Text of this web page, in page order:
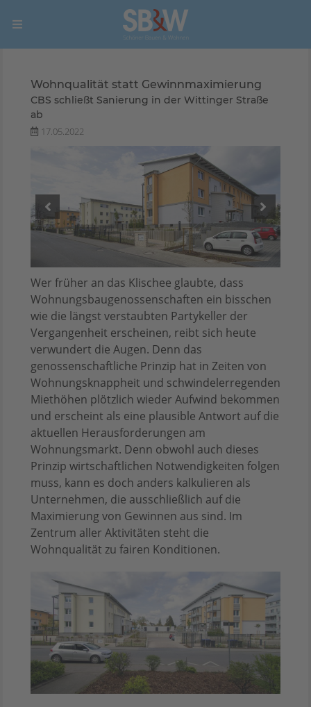
Wohnqualität statt Gewinnmaximierung
CBS schließt Sanierung in der Wittinger Straße
ab
17.05.2022
Wer früher an das Klischee glaubte, dass
Wohnungsbaugenossenschaften ein bisschen
wie die längst verstaubten Partykeller der
Vergangenheit erscheinen, reibt sich heute
verwundert die Augen. Denn das
genossenschaftliche Prinzip hat in Zeiten von
Wohnungsknappheit und schwindelerregenden
Miethöhen plötzlich wieder Aufwind bekommen
und erscheint als eine plausible Antwort auf die
aktuellen Herausforderungen am
Wohnungsmarkt. Denn obwohl auch dieses
Prinzip wirtschaftlichen Notwendigkeiten folgen
muss, kann es doch anders kalkulieren als
Unternehmen, die ausschließlich auf die
Maximierung von Gewinnen aus sind. Im
Zentrum aller Aktivitäten steht die
Wohnqualität zu fairen Konditionen.